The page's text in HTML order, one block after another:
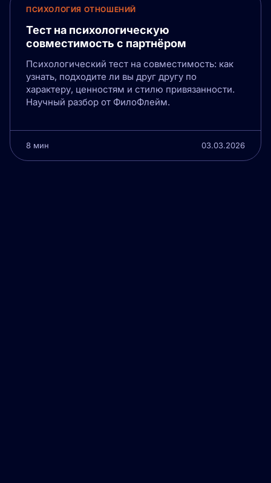
ПСИХОЛОГИЯ ОТНОШЕНИЙ
Тест на психологическую
совместимость с партнёром
Психологический тест на совместимость: как
узнать, подходите ли вы друг другу по
характеру, ценностям и стилю привязанности.
Научный разбор от ФилоФлейм.
8 мин 03.03.2026